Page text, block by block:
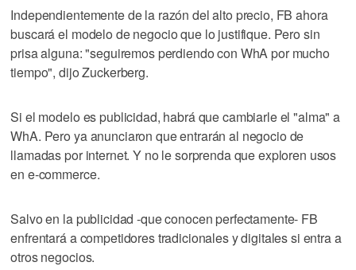
Independientemente de la razón del alto precio, FB ahora
buscará el modelo de negocio que lo justifique. Pero sin
prisa alguna: "seguiremos perdiendo con WhA por mucho
tiempo", dijo Zuckerberg.
Si el modelo es publicidad, habrá que cambiarle el "alma" a
WhA. Pero ya anunciaron que entrarán al negocio de
llamadas por internet. Y no le sorprenda que exploren usos
en e-commerce.
Salvo en la publicidad -que conocen perfectamente- FB
enfrentará a competidores tradicionales y digitales si entra a
otros negocios.